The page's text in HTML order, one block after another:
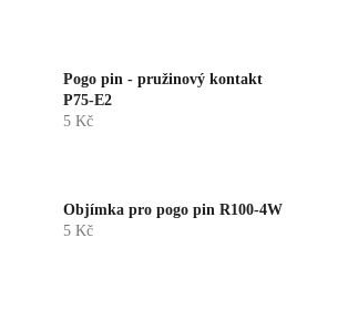
Pogo pin - pružinový kontakt
P75-E2
5 Kč
Objímka pro pogo pin R100-4W
5 Kč